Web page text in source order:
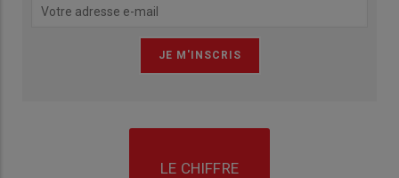
LE CHIFFRE